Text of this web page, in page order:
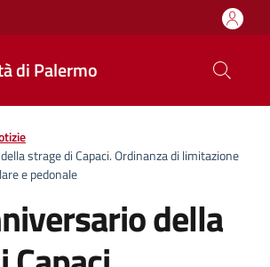
di Palermo
strage di Capaci. Ordinanza di limitazione
e pedonale
della